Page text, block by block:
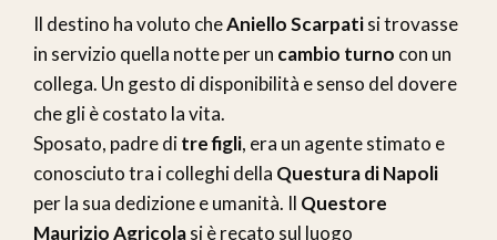
Il destino ha voluto cheAniello Scarpatisi trovasse
in servizio quella notte per un cambio turno con un
collega. Un gesto di disponibilità e senso del dovere
che gli è costato la vita.
Sposato, padre ditre figli, era un agente stimato e
conosciuto tra i colleghi della Questura di Napoli
per la sua dedizione e umanità. Il Questore
Maurizio Agricolasi è recato sul luogo